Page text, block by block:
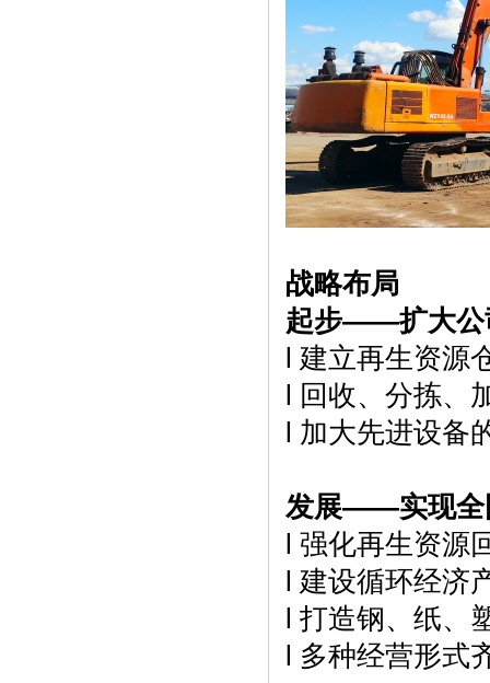
战略布局
起步——扩大公
l 建立再生资源
l 回收、分拣、
l 加大先进设备
发展——实现全
l 强化再生资源
l 建设循环经济
l 打造钢、纸、
l 多种经营形式